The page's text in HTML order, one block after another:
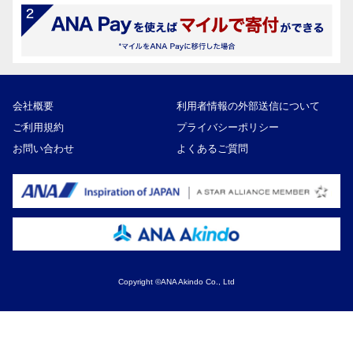
会社概要
利用者情報の外部送信について
ご利用規約
プライバシーポリシー
お問い合わせ
よくあるご質問
Copyright ©ANA Akindo Co., Ltd